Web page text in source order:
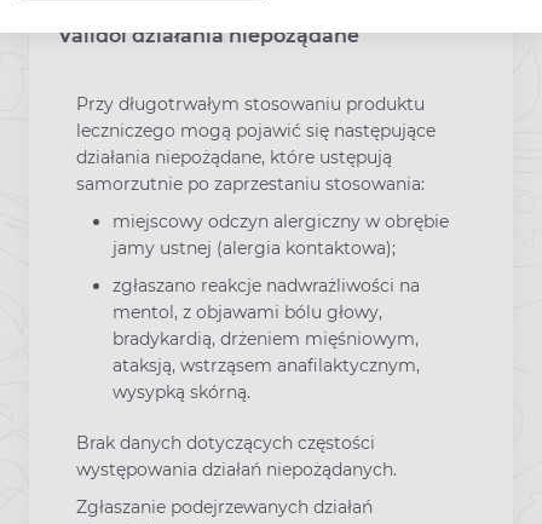
Validol działania niepożądane
Przy długotrwałym stosowaniu produktu
leczniczego mogą pojawić się następujące
działania niepożądane, które ustępują
samorzutnie po zaprzestaniu stosowania:
miejscowy odczyn alergiczny w obrębie
jamy ustnej (alergia kontaktowa);
zgłaszano reakcje nadwrażliwości na
mentol, z objawami bólu głowy,
bradykardią, drżeniem mięśniowym,
ataksją, wstrząsem anafilaktycznym,
wysypką skórną.
Brak danych dotyczących częstości
występowania działań niepożądanych.
Zgłaszanie podejrzewanych działań